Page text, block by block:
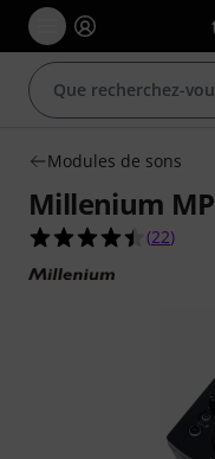
Modules de sons
Millenium
4.5
(22)